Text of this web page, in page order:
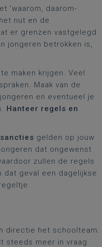
’waarom, daarom-
nut en de
er grenzen vastgelegd
jongeren betrokken is,
maken krijgen. Veel
Maak van de
en eventueel je
Hanteer regels en
gelden op jouw
dat ongewenst
zullen de regels
dat geval een dagelijkse
directie het schoolteam.
steeds meer in vraag